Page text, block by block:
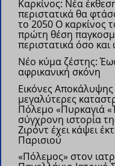
Καρκίνος: Νέα
περιστατικά θα
το 2050 Ο καρκίνος
πρώτη θέση
περιστατικά όσο
Νέο κύμα ζέστης:
αφρικανική σκόνη
Εικόνες Αποκάλυψης
μεγαλύτερες
Πόλεμο «Πυρκαγιά
σύγχρονη ιστορία
Ζιρόντ έχει κάψει
Παρισιού
«Πόλεμος» στον